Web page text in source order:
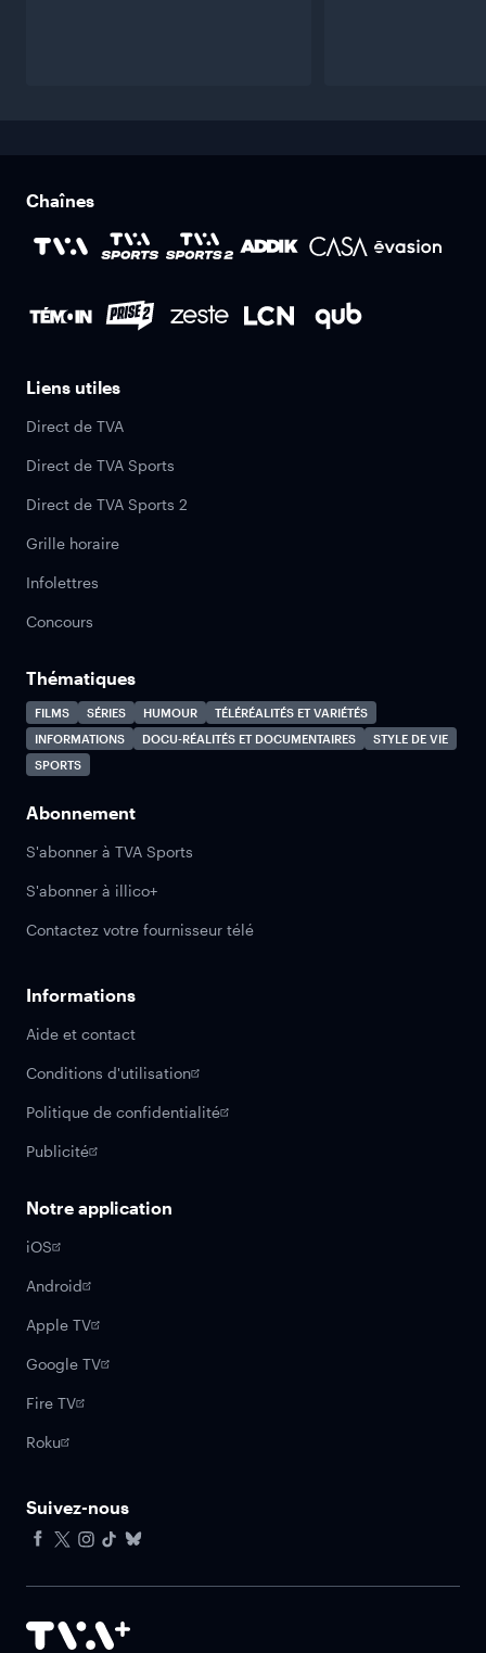
Chaînes
Liens utiles
Direct de TVA
Direct de TVA Sports
Direct de TVA Sports 2
Grille horaire
Infolettres
Concours
Thématiques
FILMS SÉRIES HUMOUR
TÉLÉRÉALITÉS ET VARIÉTÉS
INFORMATIONS
DOCU-RÉALITÉS ET DOCUMENTAIRES
STYLE DE VIE
SPORTS
Abonnement
S'abonner à TVA Sports
S'abonner à illico+
Contactez votre fournisseur télé
Informations
Aide et contact
Conditions d'utilisation
Politique de confidentialité
Publicité
Notre application
iOS
Android
Apple TV
Google TV
Fire TV
Roku
Suivez-nous